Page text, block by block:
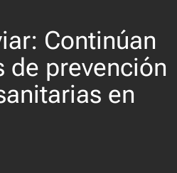
Continúan
de prevención
en